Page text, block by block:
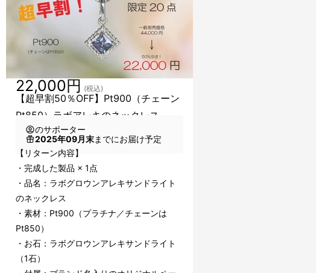
【超早割50％OFF】Pt900（チェーン
Pt850）ラボアレキのネックレス
22,000円 (税込)
のサポーター
2025年09月末までにお届け予定
【リターン内容】
・完成した製品 × 1点
・品名：ラボグロウンアレキサンドライト
のネックレス
・素材：Pt900（プラチナ／チェーンは
Pt850）
・お石：ラボグロウンアレキサンドライト
（1石）